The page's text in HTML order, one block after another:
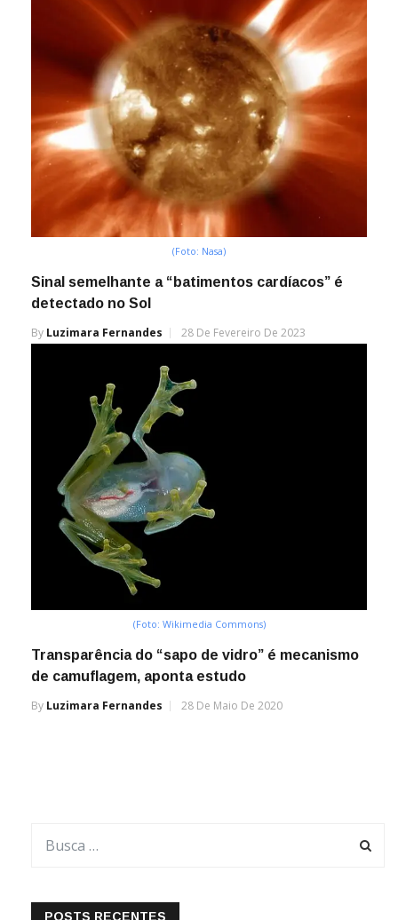
(Foto: Nasa)
Sinal semelhante a “batimentos cardíacos” é
detectado no Sol
By Luzimara Fernandes 28 De Fevereiro De 2023
(Foto: Wikimedia Commons)
Transparência do “sapo de vidro” é mecanismo
de camuflagem, aponta estudo
By Luzimara Fernandes 28 De Maio De 2020
POSTS RECENTES